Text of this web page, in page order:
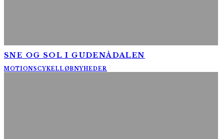
SNE OG SOL I GUDENÅDALEN
MOTIONSCYKELLØBNYHEDER